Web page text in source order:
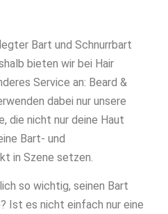
Bart und Schnurrbart
bieten wir bei Hair
Service an: Beard &
dabei nur unsere
die nicht nur deine Haut
Bart- und
in Szene setzen.
so wichtig, seinen Bart
Ist es nicht einfach nur eine